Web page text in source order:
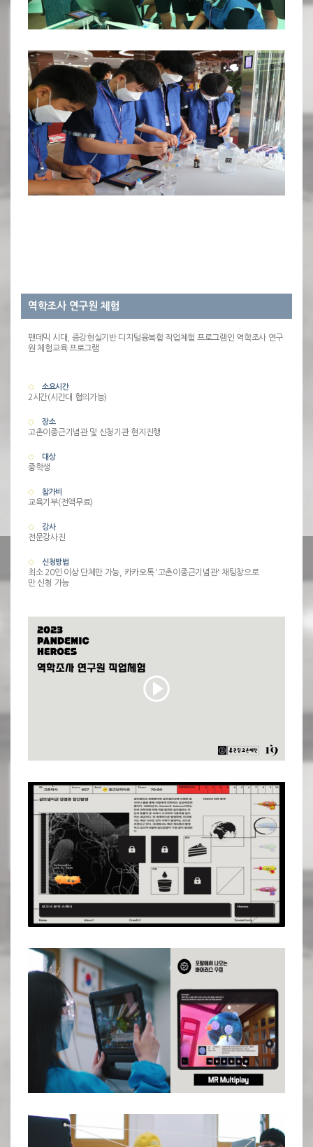
역학조사 연구원 체험
팬데믹 시대, 증강현실기반 디지털융복합 직업체험 프로그램인 역학조사 연구
원 체험교육 프로그램
소요시간
2시간(시간대 협의가능)
장소
고촌이종근기념관 및 신청기관 현지진행
대상
중학생
참가비
교육기부(전액무료)
강사
전문강사진
신청방법
최소 20인 이상 단체만 가능, 카카오톡 '고촌이종근기념관' 채팅창으로
만 신청 가능